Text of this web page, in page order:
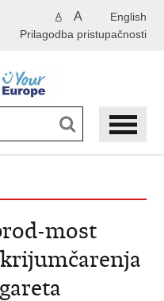
English
A A
Prilagodba pristupačnosti
most